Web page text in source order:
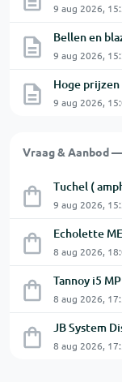
9 aug 2026,
Bellen en
9 aug 2026,
Hoge
9 aug 2026,
Vraag & Aanbod
Tuchel (
9 aug 2026,
Echolette
8 aug 2026,
Tannoy i5
8 aug 2026,
JB System
8 aug 2026,